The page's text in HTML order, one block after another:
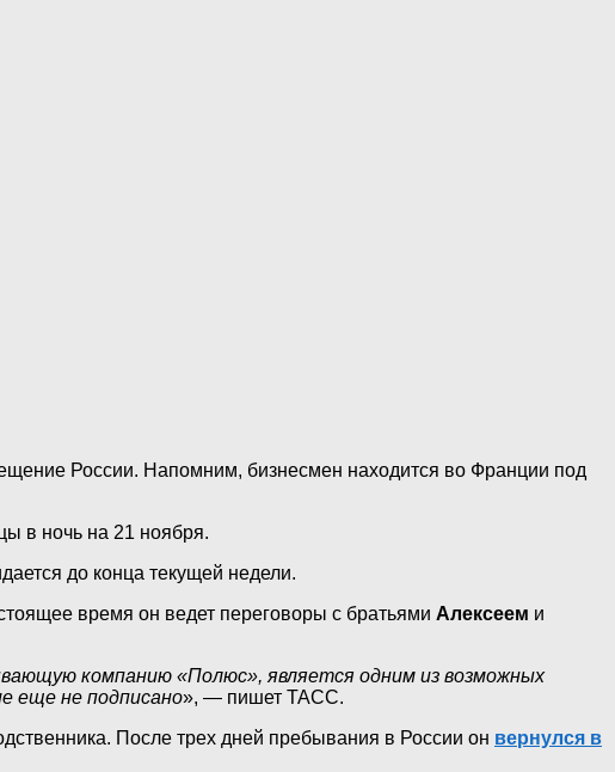
России. Напомним, бизнесмен находится во Франции под
в ночь на 21 ноября.
до конца текущей недели.
время он ведет переговоры с братьями Алексеем и
компанию «Полюс», является одним из возможных
еще не подписано», — пишет ТАСС.
После трех дней пребывания в России он вернулся в